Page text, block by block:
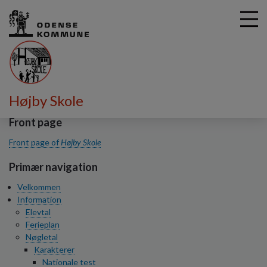
Højby Skole
Front page
Front page of Højby Skole
Primær navigation
Velkommen
Information
Elevtal
Ferieplan
Nøgletal
Karakterer
Nationale test